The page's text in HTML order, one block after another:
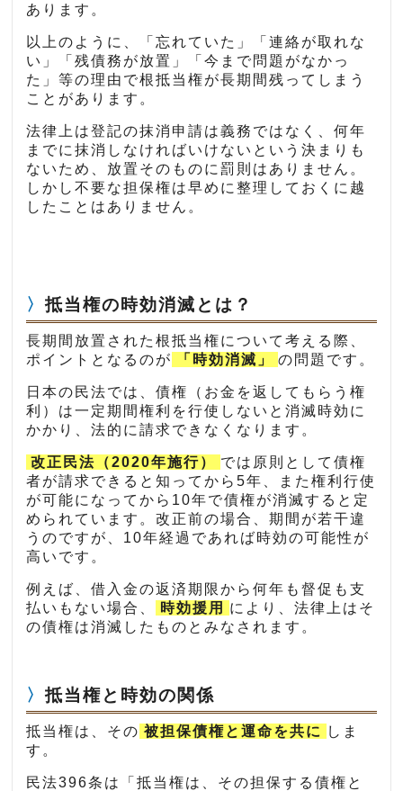
あります。
以上のように、「忘れていた」「連絡が取れな
い」「残債務が放置」「今まで問題がなかっ
た」等の理由で根抵当権が長期間残ってしまう
ことがあります。
法律上は登記の抹消申請は義務ではなく、何年
までに抹消しなければいけないという決まりも
ないため、放置そのものに罰則はありません。
しかし不要な担保権は早めに整理しておくに越
したことはありません。
抵当権の時効消滅とは？
長期間放置された根抵当権について考える際、
ポイントとなるのが
「時効消滅」 の問題です。
日本の民法では、債権（お金を返してもらう権
利）は一定期間権利を行使しないと消滅時効に
かかり、法的に請求できなくなります。
改正民法（2020年施行）
では原則として債権
者が請求できると知ってから5年、また権利行使
が可能になってから10年で債権が消滅すると定
められています。改正前の場合、期間が若干違
うのですが、10年経過であれば時効の可能性が
高いです。
例えば、借入金の返済期限から何年も督促も支
払いもない場合、
時効援用
により、法律上はそ
の債権は消滅したものとみなされます。
抵当権と時効の関係
抵当権は、その 被担保債権と運命を共に
しま
す。
民法396条は「抵当権は、その担保する債権と